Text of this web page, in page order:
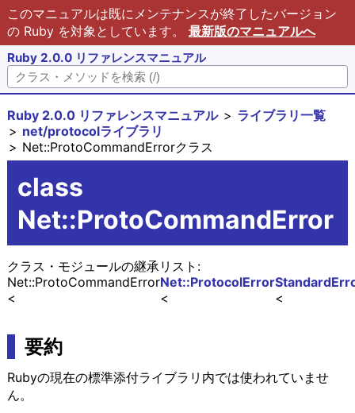
このマニュアルは既にメンテナンスが終了したバージョン
の Ruby を対象としています。 最新版のマニュアルへ
Ruby 2.0.0 リファレンスマニュアル
Ruby 2.0.0 リファレンスマニュアル
ライブラリ一覧
net/protocolライブラリ
Net::ProtoCommandErrorクラス
class
Net::ProtoCommandError
クラス・モジュールの継承リスト:
Net::ProtocolError
Net::ProtoCommandError
要約
Rubyの現在の標準添付ライブラリ内では使われていませ
ん。